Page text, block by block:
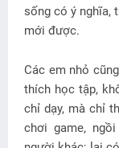
sống có ý nghĩa,
mới được.
Các em nhỏ
thích học tập,
chỉ dạy, mà chỉ
chơi game,